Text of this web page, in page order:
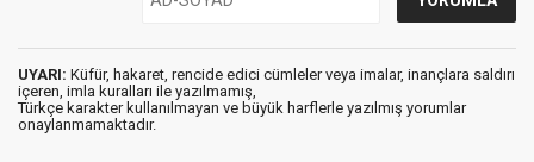
UYARI: Küfür, hakaret, rencide edici cümleler veya imalar, inançlara saldırı
içeren, imla kuralları ile yazılmamış,
Türkçe karakter kullanılmayan ve büyük harflerle yazılmış yorumlar
onaylanmamaktadır.